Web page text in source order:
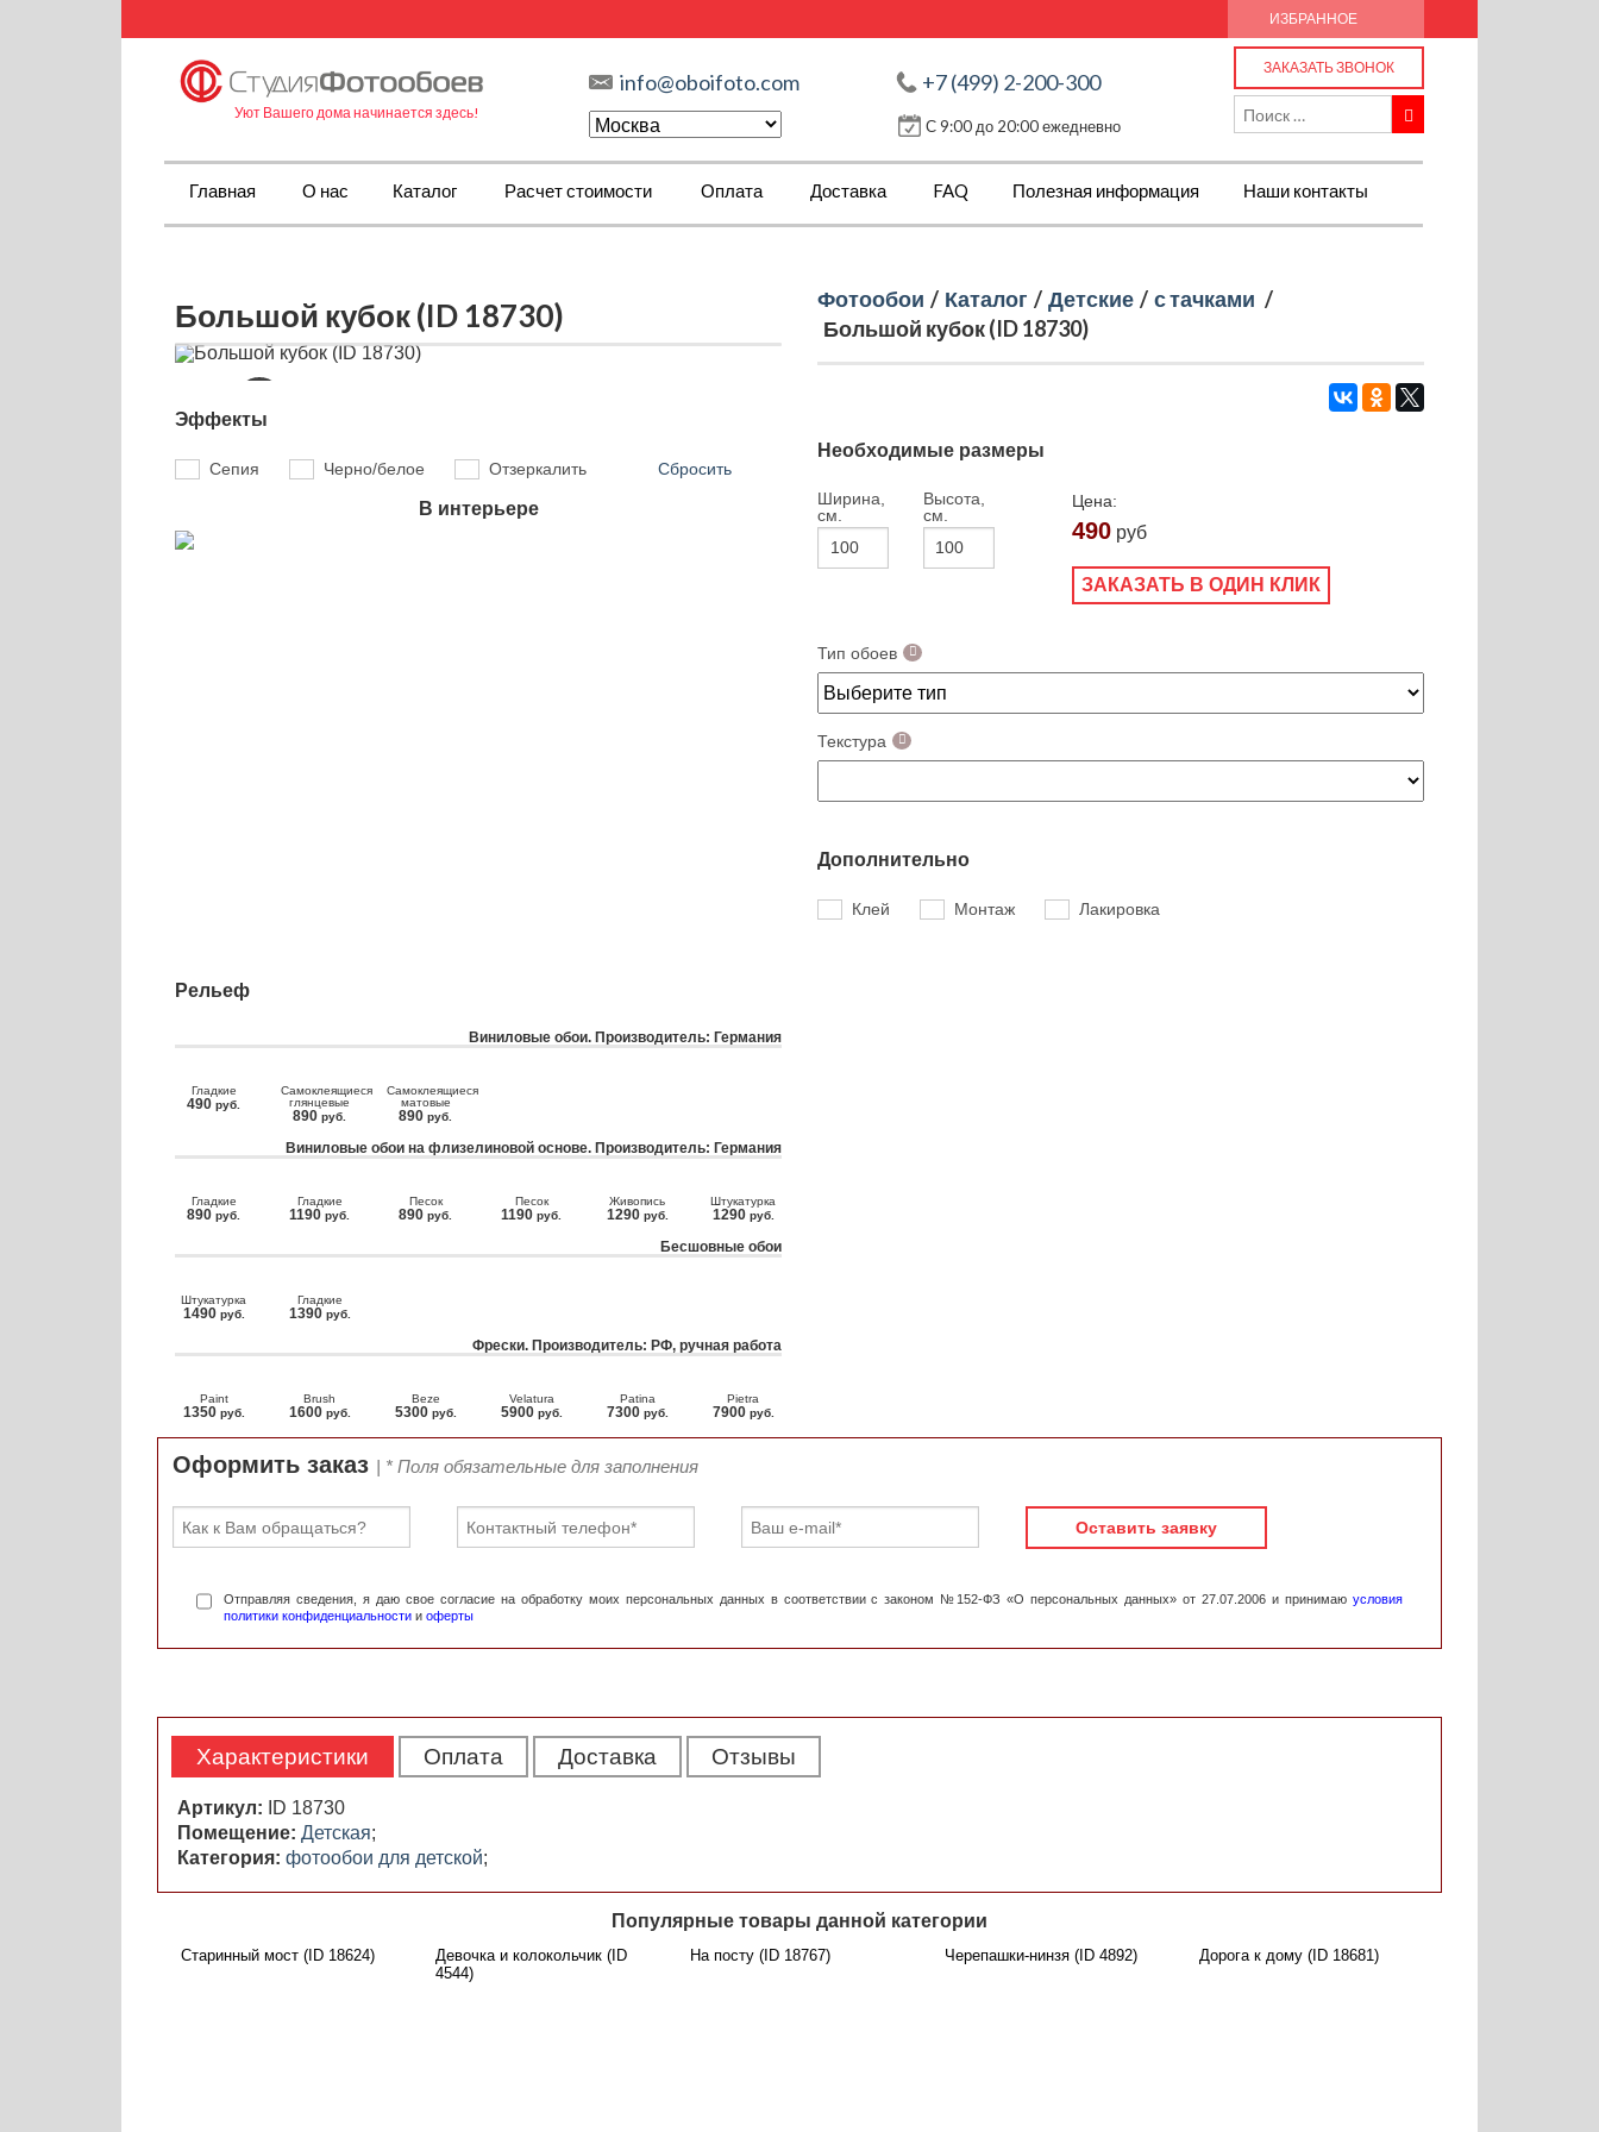
ИЗБРАННОЕ
Уют Вашего дома начинается здесь!
info@oboifoto.com +7 (499) 2-200-300
С 9:00 до 20:00 ежедневно
ЗАКАЗАТЬ ЗВОНОК
Главная О нас Каталог Расчет стоимости Оплата Доставка FAQ Полезная информация Наши контакты
Большой кубок (ID 18730)
Эффекты
Сепия Черно/белое Отзеркалить Сбросить
В интерьере
Фотообои / Каталог / Детские / с тачками /
Большой кубок (ID 18730)
Необходимые размеры
Ширина,
см.
Высота,
см.
Цена:
490 руб
ЗАКАЗАТЬ В ОДИН КЛИК
Тип обоев
Текстура
Дополнительно
Клей Монтаж Лакировка
Рельеф
Виниловые обои. Производитель: Германия
Гладкие
490 руб.
Самоклеящиеся
глянцевые
890 руб.
Самоклеящиеся
матовые
890 руб.
Виниловые обои на флизелиновой основе. Производитель: Германия
Гладкие
890 руб.
Гладкие
1190 руб.
Песок
890 руб.
Песок
1190 руб.
Живопись
1290 руб.
Штукатурка
1290 руб.
Бесшовные обои
Штукатурка
1490 руб.
Гладкие
1390 руб.
Фрески. Производитель: РФ, ручная работа
Paint
1350 руб.
Brush
1600 руб.
Beze
5300 руб.
Velatura
5900 руб.
Patina
7300 руб.
Pietra
7900 руб.
Оформить заказ | * Поля обязательные для заполнения
Оставить заявку
Отправляя сведения, я даю свое согласие на обработку моих персональных данных в соответствии с законом №152-ФЗ «О персональных данных» от 27.07.2006 и принимаю условия
политики конфиденциальности и оферты
Характеристики Оплата Доставка Отзывы
Артикул:
ID 18730
Помещение: Детская;
Категория: фотообои для детской;
Популярные товары данной категории
Старинный мост (ID 18624)
Девочка и колокольчик (ID
4544)
На посту (ID 18767) Черепашки-нинзя (ID 4892) Дорога к дому (ID 18681)